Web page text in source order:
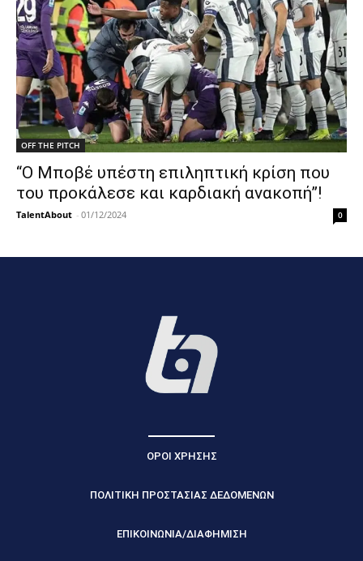
OFF THE PITCH
“Ο Μποβέ υπέστη επιληπτική κρίση που
του προκάλεσε και καρδιακή ανακοπή”!
TalentAbout - 01/12/2024 0
ΟΡΟΙ ΧΡΗΣΗΣ
ΠΟΛΙΤΙΚΗ ΠΡΟΣΤΑΣΙΑΣ ΔΕΔΟΜΕΝΩΝ
ΕΠΙΚΟΙΝΩΝΙΑ/ΔΙΑΦΗΜΙΣΗ